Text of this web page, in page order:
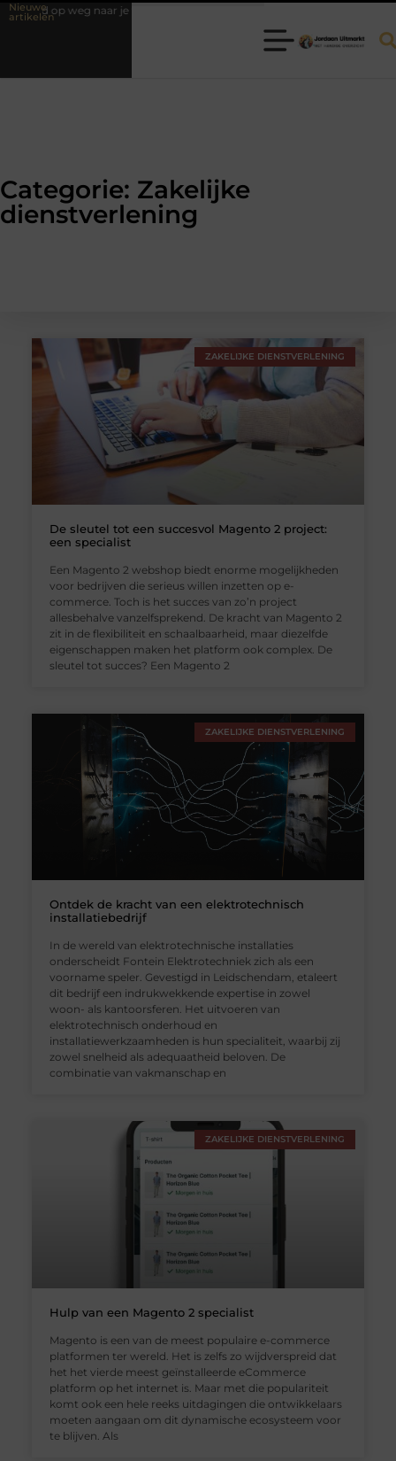
Nieuwe
artikelen
weg naar je theorie-examen
Categorie: Zakelijke
dienstverlening
ZAKELIJKE DIENSTVERLENING
De sleutel tot een succesvol Magento 2 project:
een specialist
Een Magento 2 webshop biedt enorme mogelijkheden
voor bedrijven die serieus willen inzetten op e-
commerce. Toch is het succes van zo’n project
allesbehalve vanzelfsprekend. De kracht van Magento 2
zit in de flexibiliteit en schaalbaarheid, maar diezelfde
eigenschappen maken het platform ook complex. De
sleutel tot succes? Een Magento 2
ZAKELIJKE DIENSTVERLENING
Ontdek de kracht van een elektrotechnisch
installatiebedrijf
In de wereld van elektrotechnische installaties
onderscheidt Fontein Elektrotechniek zich als een
voorname speler. Gevestigd in Leidschendam, etaleert
dit bedrijf een indrukwekkende expertise in zowel
woon- als kantoorsferen. Het uitvoeren van
elektrotechnisch onderhoud en
installatiewerkzaamheden is hun specialiteit, waarbij zij
zowel snelheid als adequaatheid beloven. De
combinatie van vakmanschap en
ZAKELIJKE DIENSTVERLENING
Hulp van een Magento 2 specialist
Magento is een van de meest populaire e-commerce
platformen ter wereld. Het is zelfs zo wijdverspreid dat
het het vierde meest geïnstalleerde eCommerce
platform op het internet is. Maar met die populariteit
komt ook een hele reeks uitdagingen die ontwikkelaars
moeten aangaan om dit dynamische ecosysteem voor
te blijven. Als